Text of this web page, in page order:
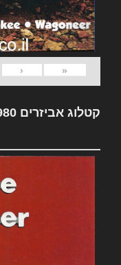
«
‹
קטלוג אביזרים Jeep 1980